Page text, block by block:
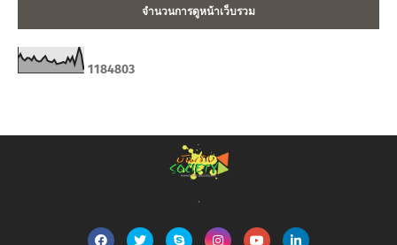
จำนวนการดูหน้าเว็บรวม
1184803
.